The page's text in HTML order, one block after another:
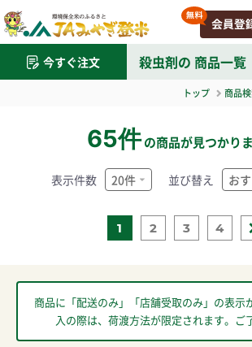
今すぐ注文 殺虫剤の 商品一覧
トップ 商品
65件 の商品が見つかり
1 2 3 4
表示件数 並び替え
商品に「配送のみ」「店舗受取のみ」の表示
入の際は、荷渡方法が限定されます。ご